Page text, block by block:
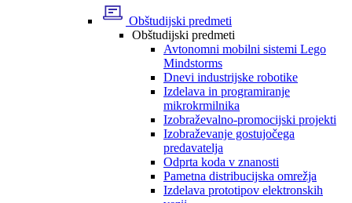
Obštudijski predmeti
Obštudijski predmeti
Avtonomni mobilni sistemi Lego
Mindstorms
Dnevi industrijske robotike
Izdelava in programiranje
mikrokrmilnika
Izobraževalno-promocijski projekti
Izobraževanje gostujočega
predavatelja
Odprta koda v znanosti
Pametna distribucijska omrežja
Izdelava prototipov elektronskih